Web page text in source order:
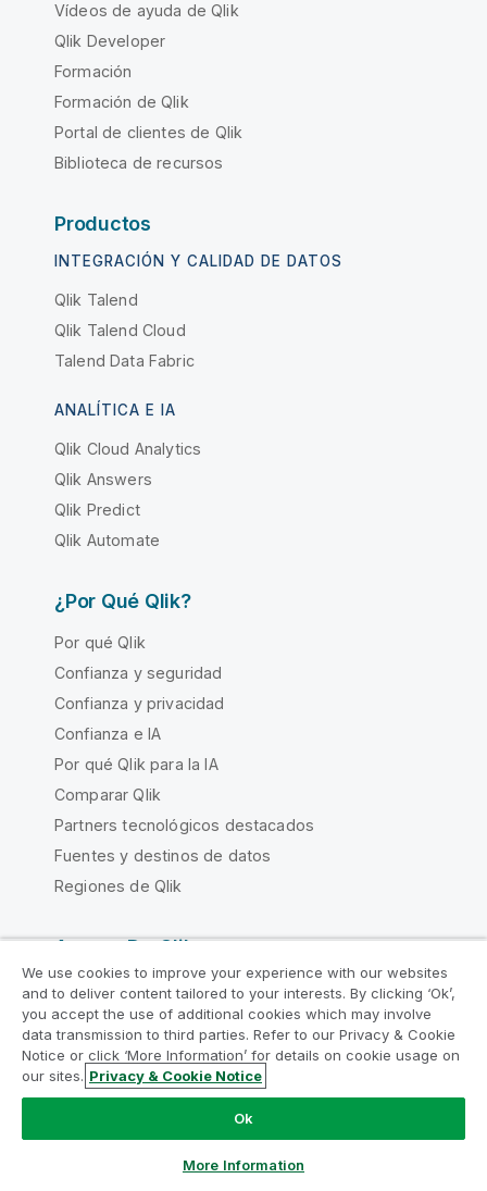
Vídeos de ayuda de Qlik
Qlik Developer
Formación
Formación de Qlik
Portal de clientes de Qlik
Biblioteca de recursos
Productos
INTEGRACIÓN Y CALIDAD DE DATOS
Qlik Talend
Qlik Talend Cloud
Talend Data Fabric
ANALÍTICA E IA
Qlik Cloud Analytics
Qlik Answers
Qlik Predict
Qlik Automate
¿Por Qué Qlik?
Por qué Qlik
Confianza y seguridad
Confianza y privacidad
Confianza e IA
Por qué Qlik para la IA
Comparar Qlik
Partners tecnológicos destacados
Fuentes y destinos de datos
Regiones de Qlik
Acerca De Qlik
Empresa
Liderazgo
RSC
Diversidad e inclusión
Programa de Partners
We use cookies to improve your experience with our websites
and to deliver content tailored to your interests. By clicking ‘Ok’,
you accept the use of additional cookies which may involve
data transmission to third parties. Refer to our Privacy & Cookie
Notice or click ‘More Information’ for details on cookie usage on
our sites. Privacy & Cookie Notice
Ok
More Information